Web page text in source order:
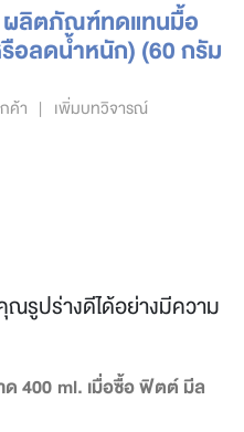
ลิตภัณฑ์ทดแทนมื้อ
อลดน้ำหนัก) (60 กรัม
ค้า | เพิ่มบทวิจารณ์
ณรูปร่างดีได้อย่างมีความ
400 ml. เมื่อซื้อ ฟิตต์ มีล